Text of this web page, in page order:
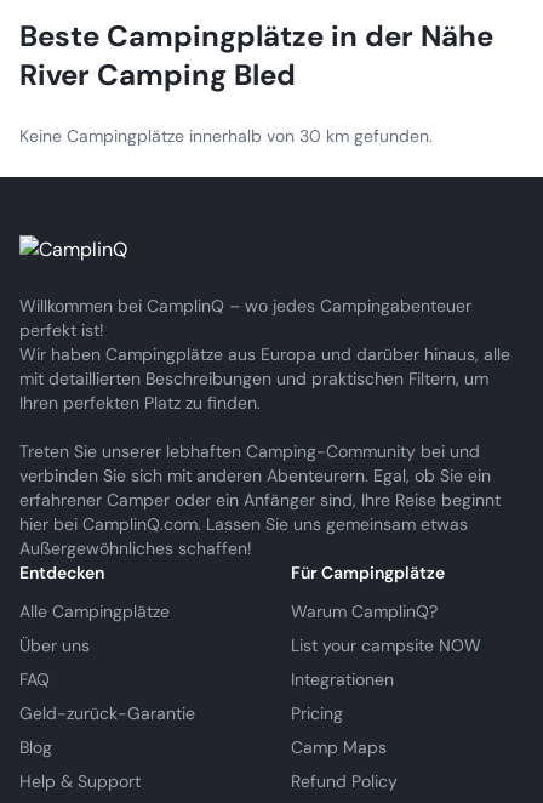
Beste Campingplätze in der Nähe
River Camping Bled
Keine Campingplätze innerhalb von 30 km gefunden.
Willkommen bei CamplinQ – wo jedes Campingabenteuer
perfekt ist!
Wir haben Campingplätze aus Europa und darüber hinaus, alle
mit detaillierten Beschreibungen und praktischen Filtern, um
Ihren perfekten Platz zu finden.
Treten Sie unserer lebhaften Camping-Community bei und
verbinden Sie sich mit anderen Abenteurern. Egal, ob Sie ein
erfahrener Camper oder ein Anfänger sind, Ihre Reise beginnt
hier bei CamplinQ.com. Lassen Sie uns gemeinsam etwas
Außergewöhnliches schaffen!
Entdecken
Alle Campingplätze
Über uns
FAQ
Geld-zurück-Garantie
Blog
Help & Support
Für Campingplätze
Warum CamplinQ?
List your campsite NOW
Integrationen
Pricing
Camp Maps
Refund Policy